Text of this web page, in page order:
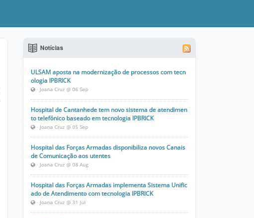
Notícias
ULSAM aposta na modernização de processos com tecn
ologia IPBRICK
· Joana Cruz @ 06 Sep
Hospital de Cantanhede tem novo sistema de atendimen
to telefónico baseado em tecnologia IPBRICK
· Joana Cruz @ 05 Sep
Hospital das Forças Armadas disponibiliza novos Canais
de Comunicação aos utentes
· Joana Cruz @ 08 Aug
Hospital das Forças Armadas implementa Sistema Unific
ado de Atendimento com tecnologia IPBRICK
· Joana Cruz @ 31 Jul